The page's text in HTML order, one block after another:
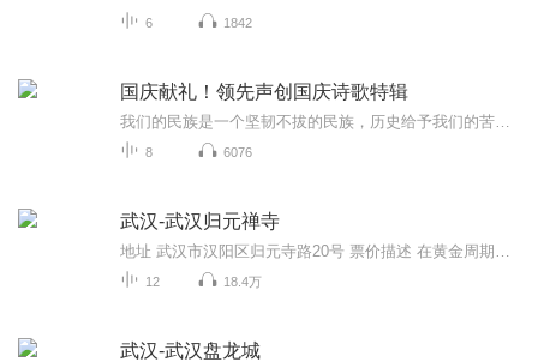
6 1842
国庆献礼！领先声创国庆诗歌特辑
8 6076
武汉-武汉归元禅寺
12 18.4万
武汉-武汉盘龙城